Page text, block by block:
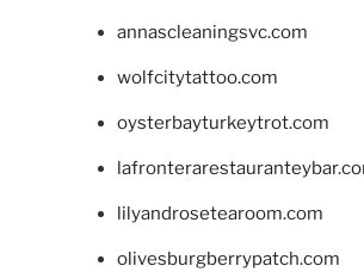
annascleaningsvc.com
wolfcitytattoo.com
oysterbayturkeytrot.com
lilyandrosetearoom.com
olivesburgberrypatch.com